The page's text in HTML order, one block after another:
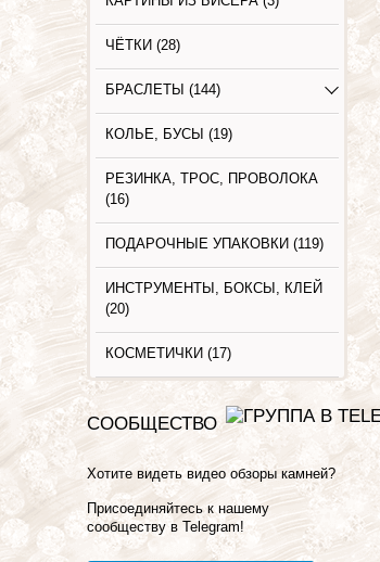
ЧЁТКИ (28)
БРАСЛЕТЫ (144)
КОЛЬЕ, БУСЫ (19)
РЕЗИНКА, ТРОС, ПРОВОЛОКА
(16)
ПОДАРОЧНЫЕ УПАКОВКИ (119)
ИНСТРУМЕНТЫ, БОКСЫ, КЛЕЙ
(20)
КОСМЕТИЧКИ (17)
СООБЩЕСТВО
Хотите видеть видео обзоры камней?
Присоединяйтесь к нашему
сообществу в Telegram!